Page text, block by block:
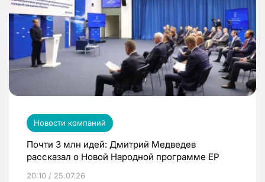
Новости компаний
Почти 3 млн идей: Дмитрий Медведев
рассказал о Новой Народной программе ЕР
20:10 / 25.07.26